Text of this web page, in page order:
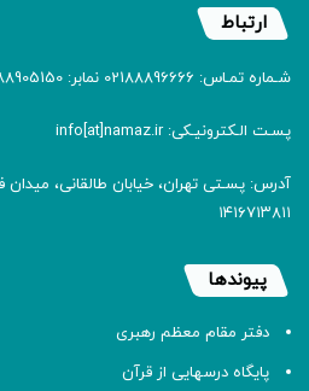
ارتباط
شـماره تمـاس: 02188896666 نمابر: 02188905150
پسـت الـکترونیـکی: info[at]namaz.ir
۱۴۱۶۷۱۳۸۱۱
پیوندها
دفتر مقام معظم رهبری
پایگاه درسهایی از قرآن